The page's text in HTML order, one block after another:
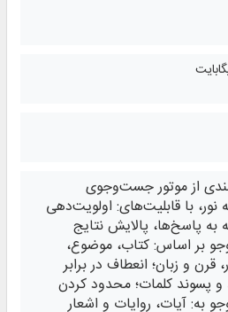
از موتور جست‌وجوی
نور، با قابلیت‌های: اولویت‌دهی
به پاسخ‌ها، پالایش نتایج
بر اساس: کتاب، موضوع،
قرن و زبان؛ انعطاف در برابر
و پسوند کلمات؛ محدود کردن
به: آیات، روایات و اشعار